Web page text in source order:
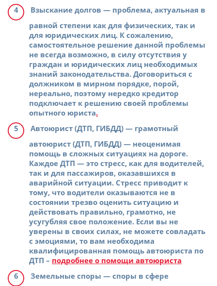
Взыскание долгов — проблема, актуальная в
равной степени как для физических, так и
для юридических лиц. К сожалению,
самостоятельное решение данной проблемы
не всегда возможно, в силу отсутствия у
граждан и юридических лиц необходимых
знаний законодательства. Договориться с
должником в мирном порядке, порой,
нереально, поэтому нередко кредитор
подключает к решению своей проблемы
опытного юриста.
Автоюрист (ДТП, ГИБДД) — грамотный
автоюрист (ДТП, ГИБДД) — неоценимая
помощь в сложных ситуациях на дороге.
Каждое ДТП — это стресс, как для водителей,
так и для пассажиров, оказавшихся в
аварийной ситуации. Стресс приводит к
тому, что водители оказываются не в
состоянии трезво оценить ситуацию и
действовать правильно, грамотно, не
усугубляя свое положение. Если вы не
уверены в своих силах, не можете совладать
с эмоциями, то вам необходима
квалифицированная помощь автоюриста по
ДТП – подробнее о помощи автоюриста
Земельные споры — споры в сфере